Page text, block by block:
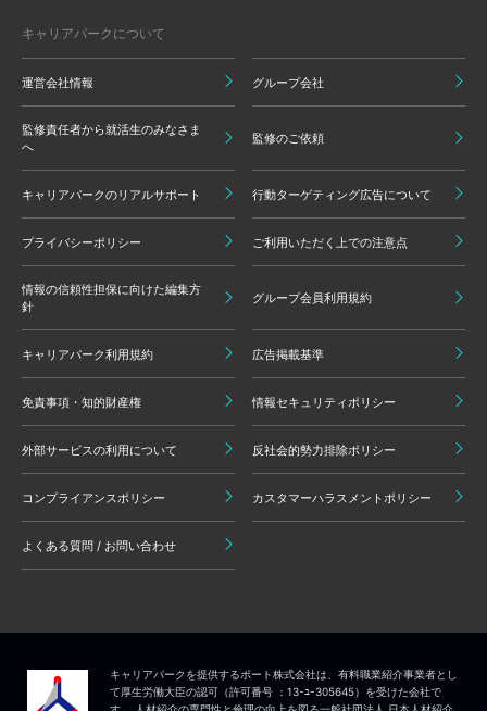
キャリアパークについて
運営会社情報 グループ会社
監修責任者から就活生のみなさま
へ
監修のご依頼
キャリアパークのリアルサポート 行動ターゲティング広告について
プライバシーポリシー ご利用いただく上での注意点
情報の信頼性担保に向けた編集方
針
グループ会員利用規約
キャリアパーク利用規約 広告掲載基準
免責事項・知的財産権 情報セキュリティポリシー
外部サービスの利用について 反社会的勢力排除ポリシー
コンプライアンスポリシー カスタマーハラスメントポリシー
よくある質問 / お問い合わせ